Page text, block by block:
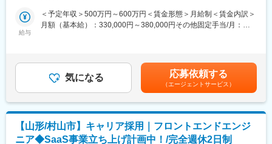
決していく。その全ての基盤を自分が創ったという圧倒的な自負
を得られます。
変更の範囲：会社の定める業務
いる当社は、年々拡大傾向であり、今回増員採用することで組織
体制の強化、及び事業拡大を考えています。地域貢献が当社のミ
■業務概要：
私たちのミッションは、受託している自治体様への寄附を増や
し、地場産業の活性化に繋げること。それを実現するためには、
そのための信頼関係づくりや、返礼品の魅力をアピールする取り
組みをあなたにお任せします。地域生産者の方々の力になる、そ
んな仕事にチャレンジしませんか。
給与
＜予定年収＞500万円～600万円＜賃金形態＞月給制＜賃金内訳＞
月額（基本給）：330,000円～380,000円その他固定手当/月：
与：年2回（前年度実績：3ヶ月）※決算賞与は業績による（前年
度支給実績あり）※賞与は試用期間終了後、所定の査定期間に在籍
している方が対象賃金はあくまでも目安の金額であり、選考を通
じて上下する可能性があります。月給(月額)は固定手当を含めた表
記です。
気になる 応募依頼する
（エージェントサービス）
【山形/村山市】キャリア採用｜フロントエンドエンジ
ニア◆SaaS事業立ち上げ計画中！/完全週休2日制